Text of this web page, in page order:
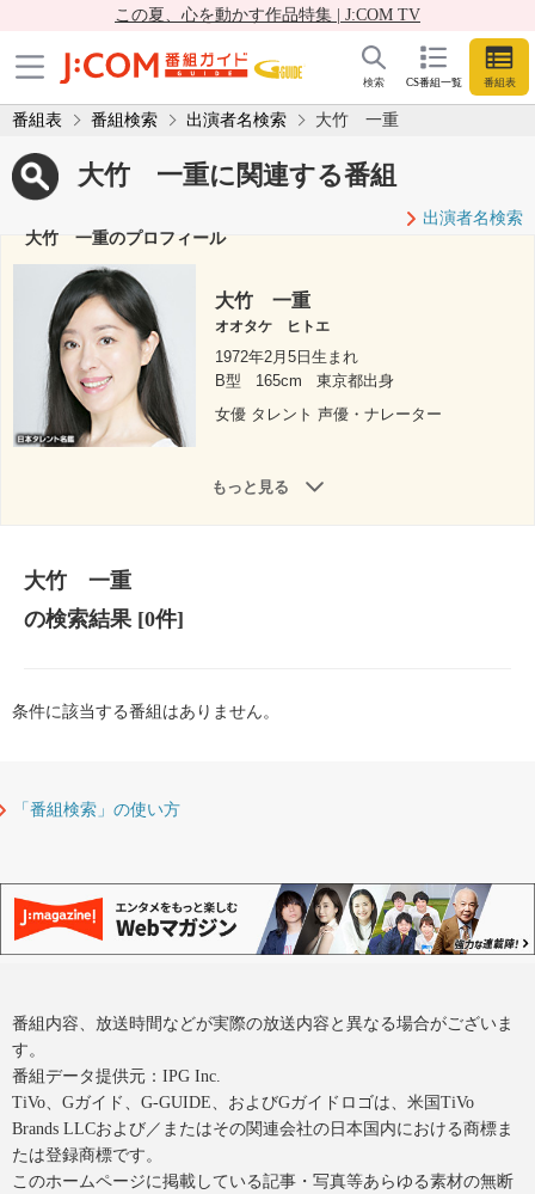
この夏、心を動かす作品特集 | J:COM TV
CS番組一覧 番組表
検索
番組表 番組検索 出演者名検索 大竹 一重
大竹 一重に関連する番組
出演者名検索
大竹 一重のプロフィール
大竹 一重
オオタケ ヒトエ
1972年2月5日生まれ
B型
165cm
東京都出身
女優 タレント 声優・ナレーター
もっと見る
大竹 一重
の検索結果[0件]
条件に該当する番組はありません。
「番組検索」の使い方
番組内容、放送時間などが実際の放送内容と異なる場合がございま
す。
番組データ提供元：IPG Inc.
TiVo、Gガイド、G-GUIDE、およびGガイドロゴは、米国TiVo
Brands LLCおよび／またはその関連会社の日本国内における商標ま
たは登録商標です。
このホームページに掲載している記事・写真等あらゆる素材の無断